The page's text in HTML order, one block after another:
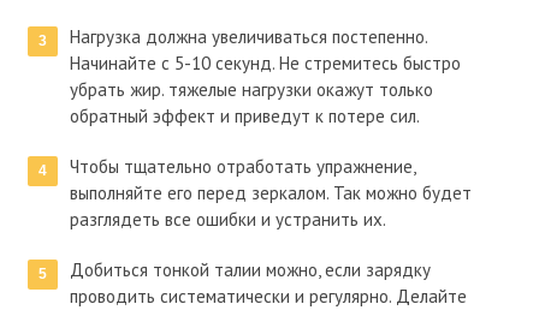
Нагрузка должна увеличиваться постепенно.
Начинайте с 5-10 секунд. Не стремитесь быстро
убрать жир. тяжелые нагрузки окажут только
обратный эффект и приведут к потере сил.
Чтобы тщательно отработать упражнение,
выполняйте его перед зеркалом. Так можно будет
разглядеть все ошибки и устранить их.
Добиться тонкой талии можно, если зарядку
проводить систематически и регулярно. Делайте